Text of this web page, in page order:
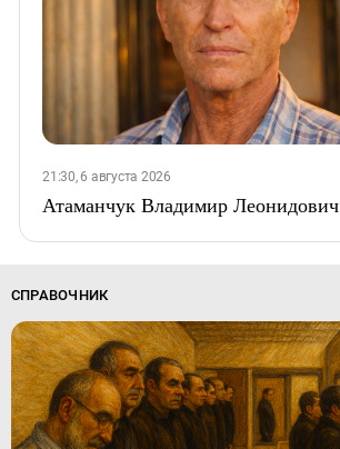
21:30, 6 августа 2026
Атаманчук Владимир Леонидович
СПРАВОЧНИК